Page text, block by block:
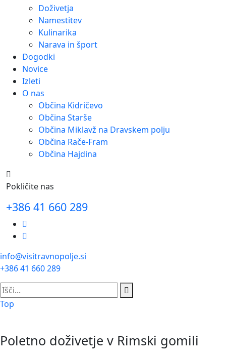
Doživetja
Namestitev
Kulinarika
Narava in šport
Dogodki
Novice
Izleti
O nas
Občina Kidričevo
Občina Starše
Občina Miklavž na Dravskem polju
Občina Rače-Fram
Občina Hajdina
Pokličite nas
+386 41 660 289
info@visitravnopolje.si
+386 41 660 289
Top
Poletno doživetje v Rimski gomili